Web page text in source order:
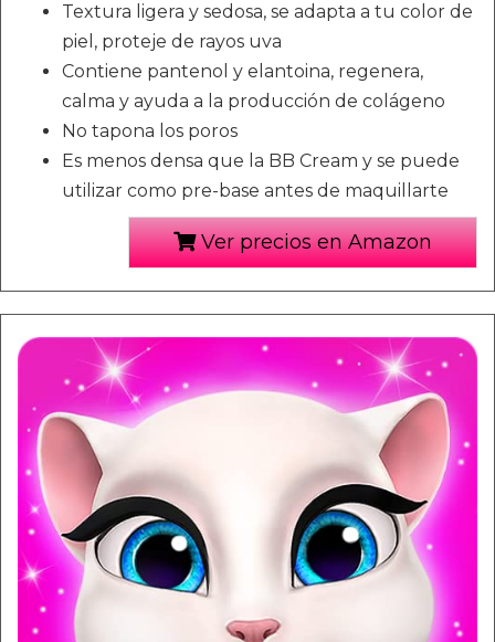
Textura ligera y sedosa, se adapta a tu color de
piel, proteje de rayos uva
Contiene pantenol y elantoina, regenera,
calma y ayuda a la producción de colágeno
No tapona los poros
Es menos densa que la BB Cream y se puede
utilizar como pre-base antes de maquillarte
Ver precios en Amazon